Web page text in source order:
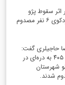
سقوط پژو
۴۰۵ به دره‌ای در جاده کوهستانی درازنوی شهرستان کردکوی ۶ نفر مصدوم
حاجیلری گفت:
ساعت ۱۴:۳۵ امروز جمعه ۱۱ خرداد انحراف و سقوط پژو ۴۰۵ به دره‌ای در
شهرستان